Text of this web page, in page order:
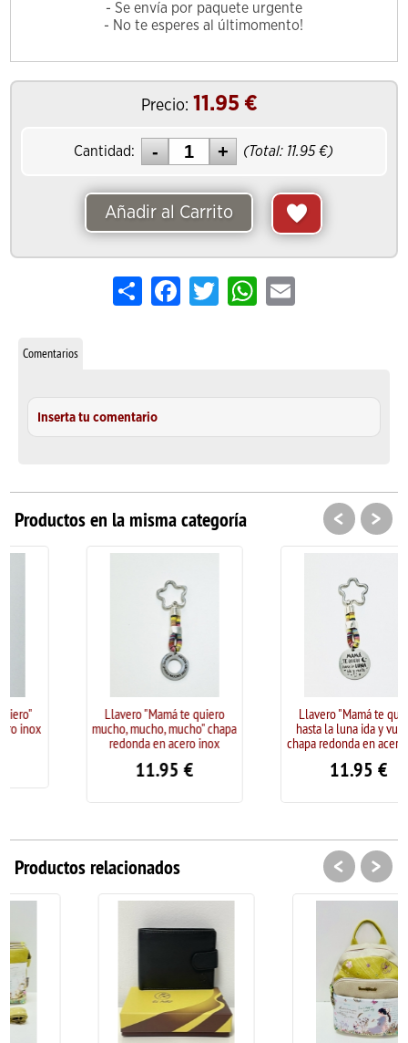
- Se envía por paquete urgente
- No te esperes al últimomento!
Precio: 11.95 €
Cantidad: (Total: 11.95 €)
Añadir al Carrito
Share FacebookTwitterWhatsApp
Email
Comentarios
Inserta tu comentario
Productos en la misma categoría
Llavero "Mamá te quiero
mucho, mucho, mucho" chapa
redonda en acero inox
€
Llavero "Mamá te quiero
hasta la luna ida y vuelta"
chapa redonda en acero inox
€
< >
Productos relacionados < >